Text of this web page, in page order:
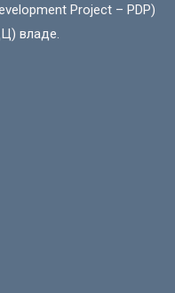
Project – PDP)
владе.